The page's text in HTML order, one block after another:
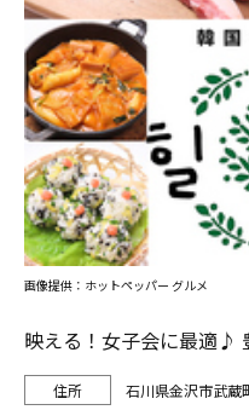
映える！女子会に最適♪
石川県金沢市武蔵
画像提供：ホットペッパー グルメ